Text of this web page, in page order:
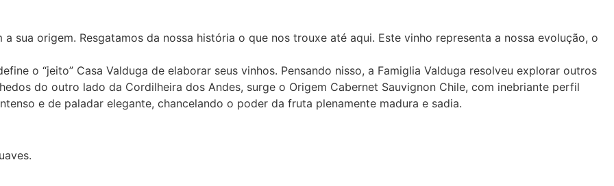
sua origem. Resgatamos da nossa história o que nos trouxe até aqui. Este vinho representa a nossa evolução, o
o “jeito” Casa Valduga de elaborar seus vinhos. Pensando nisso, a Famiglia Valduga resolveu explorar outros
do outro lado da Cordilheira dos Andes, surge o Origem Cabernet Sauvignon Chile, com inebriante perfil
e de paladar elegante, chancelando o poder da fruta plenamente madura e sadia.